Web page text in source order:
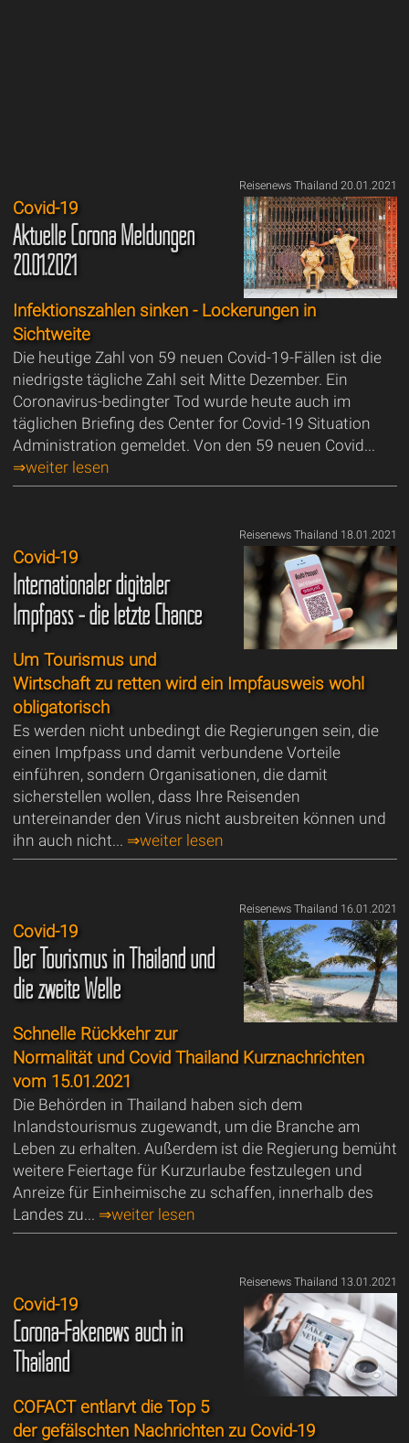
Reisenews Thailand 20.01.2021
Covid-19
Aktuelle Corona Meldungen
20.01.2021
Infektionszahlen sinken - Lockerungen in
Sichtweite
Die heutige Zahl von 59 neuen Covid-19-Fällen ist die
niedrigste tägliche Zahl seit Mitte Dezember. Ein
Coronavirus-bedingter Tod wurde heute auch im
täglichen Briefing des Center for Covid-19 Situation
Administration gemeldet. Von den 59 neuen Covid...
⇒weiter lesen
Reisenews Thailand 18.01.2021
Covid-19
Internationaler digitaler
Impfpass - die letzte Chance
Um Tourismus und
Wirtschaft zu retten wird ein Impfausweis wohl
obligatorisch
Es werden nicht unbedingt die Regierungen sein, die
einen Impfpass und damit verbundene Vorteile
einführen, sondern Organisationen, die damit
sicherstellen wollen, dass Ihre Reisenden
untereinander den Virus nicht ausbreiten können und
ihn auch nicht... ⇒weiter lesen
Reisenews Thailand 16.01.2021
Covid-19
Der Tourismus in Thailand und
die zweite Welle
Schnelle Rückkehr zur
Normalität und Covid Thailand Kurznachrichten
vom 15.01.2021
Die Behörden in Thailand haben sich dem
Inlandstourismus zugewandt, um die Branche am
Leben zu erhalten. Außerdem ist die Regierung bemüht
weitere Feiertage für Kurzurlaube festzulegen und
Anreize für Einheimische zu schaffen, innerhalb des
Landes zu... ⇒weiter lesen
Reisenews Thailand 13.01.2021
Covid-19
Corona-Fakenews auch in
Thailand
COFACT entlarvt die Top 5
der gefälschten Nachrichten zu Covid-19